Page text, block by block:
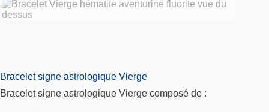
Bracelet signe astrologique Vierge
Bracelet signe astrologique Vierge composé de :